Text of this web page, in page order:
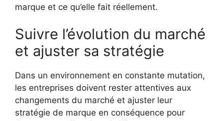
marque et ce qu’elle fait réellement.
Suivre l’évolution du marché
et ajuster sa stratégie
Dans un environnement en constante mutation,
les entreprises doivent rester attentives aux
changements du marché et ajuster leur
stratégie de marque en conséquence pour